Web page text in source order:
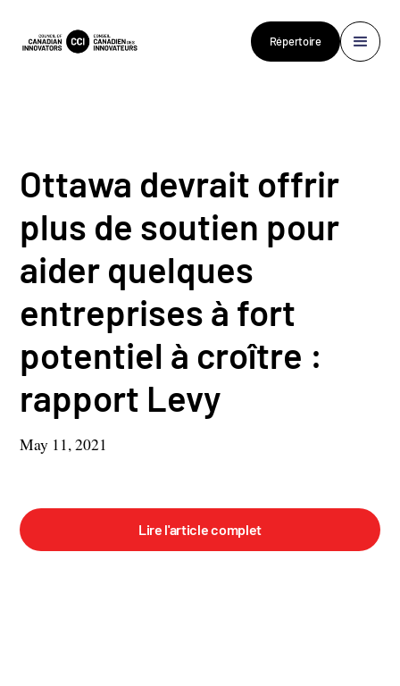
Répertoire
Ottawa devrait offrir
plus de soutien pour
aider quelques
entreprises à fort
potentiel à croître :
rapport Levy
May 11, 2021
Lire l'article complet